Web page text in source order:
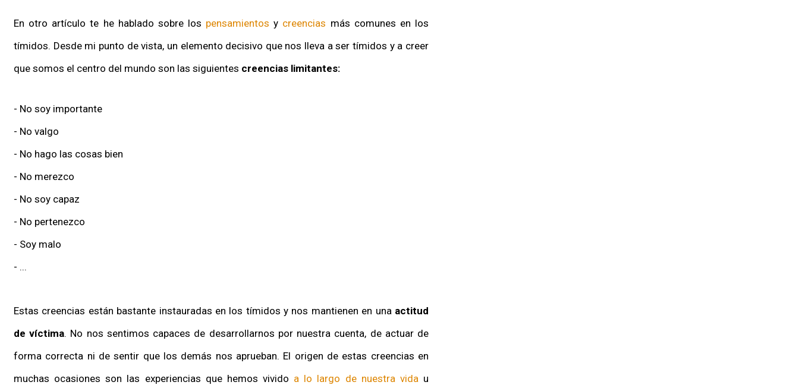
En otro artículo te he hablado sobre los pensamientos y creencias más comunes en los
tímidos. Desde mi punto de vista, un elemento decisivo que nos lleva a ser tímidos y a creer
que somos el centro del mundo son las siguientes creencias limitantes:
- No soy importante
- No valgo
- No hago las cosas bien
- No merezco
- No soy capaz
- No pertenezco
- Soy malo
- ...
Estas creencias están bastante instauradas en los tímidos y nos mantienen en una actitud
de víctima. No nos sentimos capaces de desarrollarnos por nuestra cuenta, de actuar de
forma correcta ni de sentir que los demás nos aprueban. El origen de estas creencias en
muchas ocasiones son las experiencias que hemos vivido a lo largo de nuestra vida u